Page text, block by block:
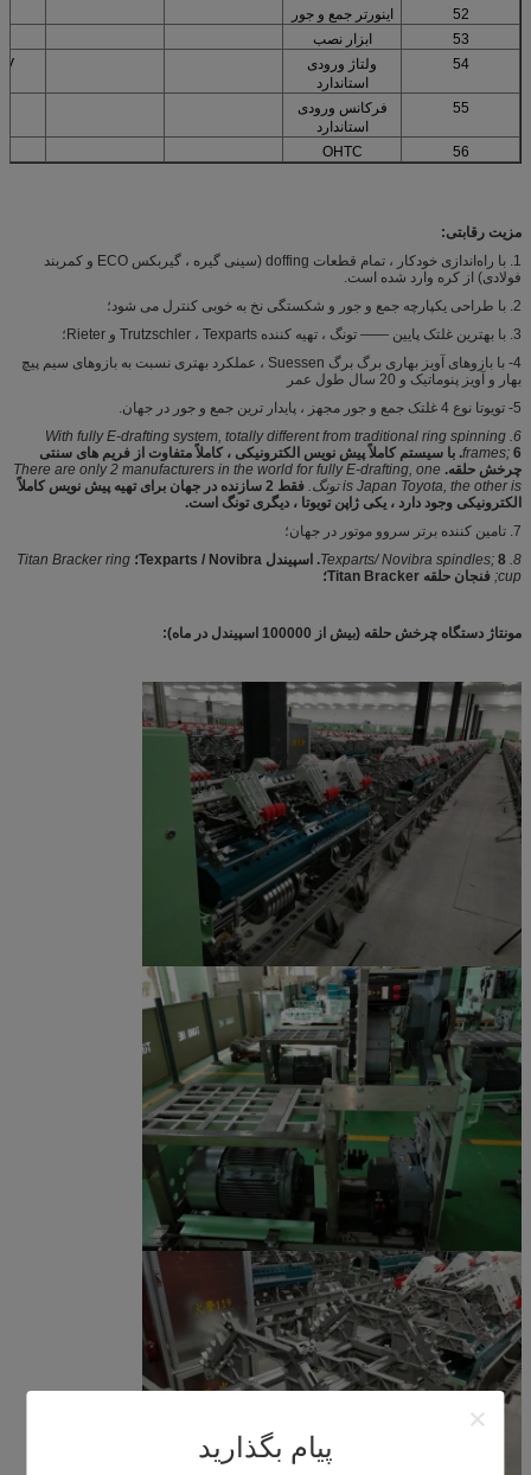
پیام بگذارید
52
اینورتر جمع و جور
53
ابزار نصب
54
ولتاژ ورودی
استاندارد
55
فرکانس ورودی
استاندارد
56
OHTC
مزیت رقابتی:
1. با راه‌اندازی خودکار ، تمام قطعات doffing (سینی گیره ، گیربکس ECO و کمربند
فولادی) از کره وارد شده است.
2. با طراحی یکپارچه جمع و جور و شکستگی نخ به خوبی کنترل می شود؛
3. با بهترین غلتک پایین —— تونگ ، تهیه کننده Trutzschler ، Texparts و Rieter؛
4- با بازوهای آویز بهاری برگ برگ Suessen ، عملکرد بهتری نسبت به بازوهای سیم پیچ
بهار و آویز پنوماتیک و 20 سال طول عمر
5- تویوتا نوع 4 غلتک جمع و جور مجهز ، پایدار ترین جمع و جور در جهان.
6. With fully E-drafting system, totally different from traditional ring spinning
frames;6. با سیستم کاملاً پیش نویس الکترونیکی ، کاملاً متفاوت از فریم های سنتی
چرخش حلقه. There are only 2 manufacturers in the world for fully E-drafting, one
is Japan Toyota, the other is تونگ.
فقط 2 سازنده در جهان برای تهیه پیش نویس کاملاً
الکترونیکی وجود دارد ، یکی ژاپن تویوتا ، دیگری تونگ است.
7. تامین کننده برتر سروو موتور در جهان؛
8. Texparts/ Novibra spindles; 8. اسپیندل Texparts / Novibra؛
Titan Bracker ring
cup; فنجان حلقه Titan Bracker؛
مونتاژ دستگاه چرخش حلقه (بیش از 100000 اسپیندل در ماه):